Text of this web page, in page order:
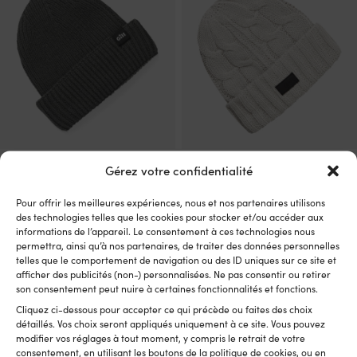
Gérez votre confidentialité
Pour offrir les meilleures expériences, nous et nos partenaires utilisons
des technologies telles que les cookies pour stocker et/ou accéder aux
informations de l’appareil. Le consentement à ces technologies nous
permettra, ainsi qu’à nos partenaires, de traiter des données personnelles
telles que le comportement de navigation ou des ID uniques sur ce site et
afficher des publicités (non-) personnalisées. Ne pas consentir ou retirer
son consentement peut nuire à certaines fonctionnalités et fonctions.
Cliquez ci-dessous pour accepter ce qui précède ou faites des choix
détaillés. Vos choix seront appliqués uniquement à ce site. Vous pouvez
modifier vos réglages à tout moment, y compris le retrait de votre
consentement, en utilisant les boutons de la politique de cookies, ou en
Beanie / bonnet Gill Seafarer
Px cons.36,70€ Le
prix
initial
était :
36,70 €.
31,10€Le
prix
actuel
est :
31,10 €.
TVA incl.
1 EN STOCK
Bonnet flottant Gill Cable
Stone, One-Size
Px cons.33,94€Le
prix
initial
était :
33,94 €.
28,76
est :
TVA incl.
DISPONIBLE SUR COMMANDE